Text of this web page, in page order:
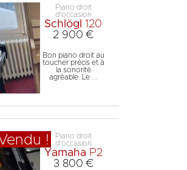
Piano droit
d'occasion
Schlögl 120
2 900 €
Bon piano droit au
toucher précis et à
la sonorité
agréable. Le ...
!
Piano droit
d'occasion
Yamaha P2
3 800 €